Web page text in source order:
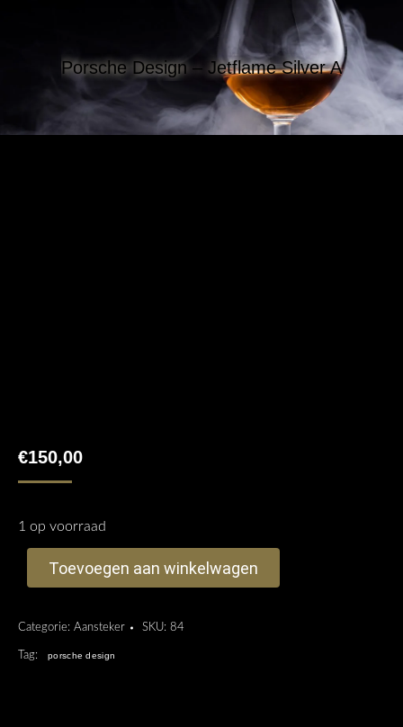
Porsche Design – Jetflame Silver A
€150,00
1 op voorraad
Toevoegen aan winkelwagen
Categorie: Aansteker SKU: 84
Tag: porsche design